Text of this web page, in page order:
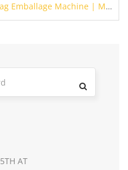
Multifunktions posefyldning & Forsegling til pulver
AT